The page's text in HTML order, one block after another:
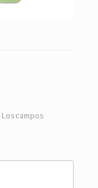
Los campos